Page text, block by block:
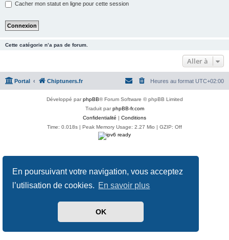
En poursuivant votre navigation, vous acceptez
l’utilisation de cookies. En savoir plus
OK
Cacher mon statut en ligne pour cette session
Cette catégorie n’a pas de forum.
Aller à
Portal Chiptuners.fr Heures au format UTC+02:00
Développé parphpBB® Forum Software © phpBB Limited
Traduit parphpBB-fr.com
Confidentialité | Conditions
Time: 0.018s | Peak Memory Usage: 2.27 Mio | GZIP: Off